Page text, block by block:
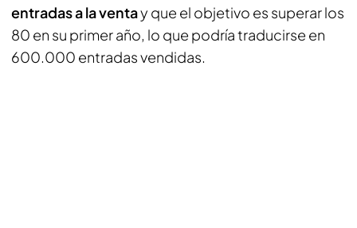
entradas a la ventay que el objetivo es superar los
80 en su primer año, lo que podría traducirse en
600.000 entradas vendidas.